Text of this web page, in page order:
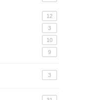
12
3
10
9
3